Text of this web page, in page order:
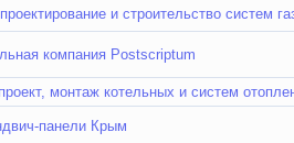
и строительство систем
компания Postscriptum
монтаж котельных и систем
панели Крым